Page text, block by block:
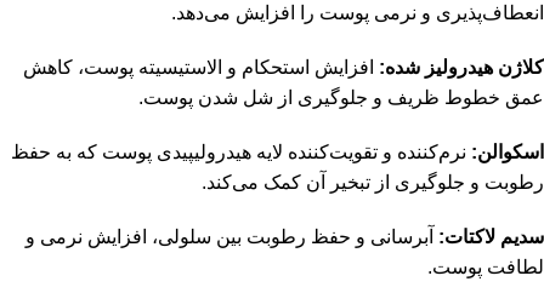
انعطاف‌پذیری و نرمی پوست را افزایش می‌دهد.
کلاژن هیدرولیز شده: افزایش استحکام و الاستیسیته پوست، کاهش
عمق خطوط ظریف و جلوگیری از شل شدن پوست.
اسکوالن: نرم‌کننده و تقویت‌کننده لایه هیدرولیپیدی پوست که به حفظ
رطوبت و جلوگیری از تبخیر آن کمک می‌کند.
سدیم لاکتات: آبرسانی و حفظ رطوبت بین سلولی، افزایش نرمی و
لطافت پوست.